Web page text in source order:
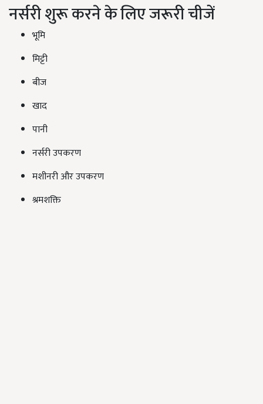
नर्सरी शुरू करने के लिए जरूरी चीजें
भूमि
मिट्टी
बीज
खाद
पानी
नर्सरी उपकरण
मशीनरी और उपकरण
श्रमशक्ति